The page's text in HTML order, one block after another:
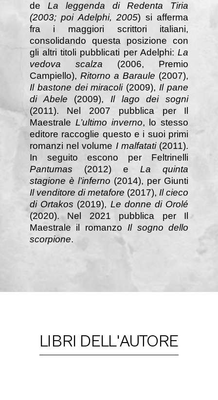
de La leggenda di Redenta Tiria
(2003; poi Adelphi, 2005) si afferma
fra i maggiori scrittori italiani,
consolidando questa posizione con
gli altri titoli pubblicati per Adelphi:La
vedova scalza (2006, Premio
Campiello), Ritorno a Baraule (2007),
Il bastone dei miracoli(2009),Il pane
di Abele (2009), Il lago dei sogni
(2011). Nel 2007 pubblica per Il
Maestrale L’ultimo inverno, lo stesso
editore raccoglie questo e i suoi primi
romanzi nel volume I malfatati (2011).
In seguito escono per Feltrinelli
Pantumas (2012) eLa quinta
stagione è l’inferno (2014), per Giunti
Il venditore di metafore (2017),Il cieco
di Ortakos (2019), Le donne di Orolé
(2020). Nel 2021 pubblica per Il
Maestrale il romanzo Il sogno dello
scorpione.
LIBRI DELL'AUTORE